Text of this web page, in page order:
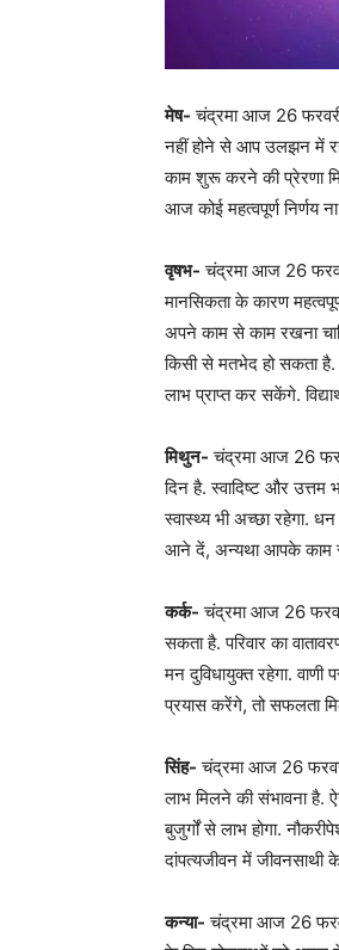
मेष- चंद्रमा आज 26
नहीं होने से आप उलझन में
काम शुरू करने की प्रेरणा
आज कोई महत्वपूर्ण निर्णय
वृषभ- चंद्रमा आज 26
मानसिकता के कारण
अपने काम से काम रखना
किसी से मतभेद हो सकता है.
लाभ प्राप्त कर सकेंगे.
मिथुन- चंद्रमा आज 26
दिन है. स्वादिष्ट और
स्वास्थ्य भी अच्छा रहेगा.
आने दें, अन्यथा आपके काम
कर्क- चंद्रमा आज 26
सकता है. परिवार का
मन दुविधायुक्त रहेगा.
प्रयास करेंगे, तो सफलता
सिंह- चंद्रमा आज 26
लाभ मिलने की संभावना है.
बुजुर्गों से लाभ होगा.
दांपत्यजीवन में जीवनसाथी
कन्या- चंद्रमा आज 26